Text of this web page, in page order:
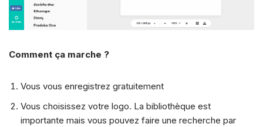
Comment ça marche ?
Vous vous enregistrez gratuitement
Vous choisissez votre logo. La bibliothèque est
importante mais vous pouvez faire une recherche par